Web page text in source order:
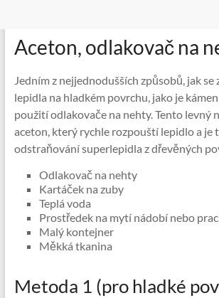
Aceton, odlakovač na
Jedním z nejjednodušších způsobů, jak se
lepidla na hladkém povrchu, jako je
použití odlakovače na nehty. Tento levný
aceton, který rychle rozpouští lepidlo a je
odstraňování superlepidla z dřevěných
Odlakovač na nehty
Kartáček na zuby
Teplá voda
Prostředek na mytí nádobí nebo
Malý kontejner
Měkká tkanina
Metoda 1 (pro hladké